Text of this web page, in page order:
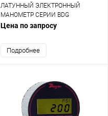
ЛАТУННЫЙ ЭЛЕКТРОННЫЙ
МАНОМЕТР СЕРИИ BDG
Цена по запросу
Подробнее